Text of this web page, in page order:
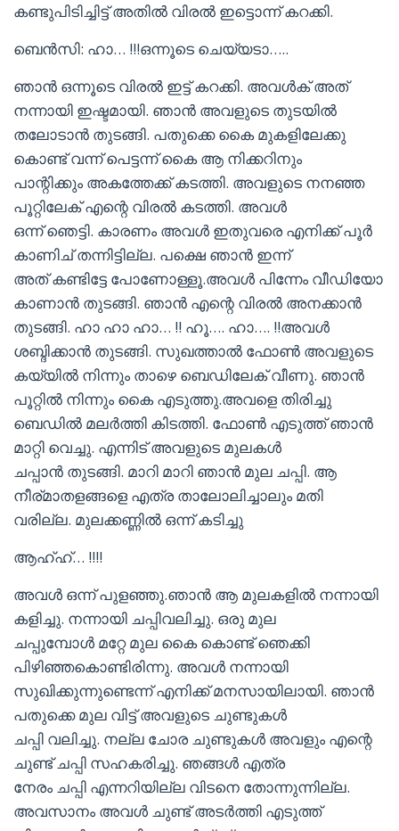
കണ്ടുപിടിച്ചിട്ട് അതിൽ വിരൽ ഇട്ടൊന്ന് കറക്കി.
ബെൻസി: ഹാ… !!!ഒന്നൂടെ ചെയ്യടാ…..
ഞാൻ ഒന്നൂടെ വിരൽ ഇട്ട് കറക്കി. അവൾക് അത്
നന്നായി ഇഷ്ടമായി. ഞാൻ അവളുടെ തുടയിൽ
തലോടാൻ തുടങ്ങി. പതുക്കെ കൈ മുകളിലേക്കു
കൊണ്ട് വന്ന് പെട്ടന്ന് കൈ ആ നിക്കറിനും
പാന്റിക്കും അകത്തേക്ക് കടത്തി. അവളുടെ നനഞ്ഞ
പൂറ്റിലേക് എന്റെ വിരൽ കടത്തി. അവൾ
ഒന്ന് ഞെട്ടി. കാരണം അവൾ ഇതുവരെ എനിക്ക് പൂർ
കാണിച് തന്നിട്ടില്ല. പക്ഷെ ഞാൻ ഇന്ന്
അത് കണ്ടിട്ടേ പോണോള്ളൂ.അവൾ പിന്നേം വീഡിയോ
കാണാൻ തുടങ്ങി. ഞാൻ എന്റെ വിരൽ അനക്കാൻ
തുടങ്ങി. ഹാ ഹാ ഹാ… !! ഹൂ…. ഹാ…. !!അവൾ
ശബ്ദിക്കാൻ തുടങ്ങി. സുഖത്താൽ ഫോൺ അവളുടെ
കയ്യിൽ നിന്നും താഴെ ബെഡിലേക് വീണു. ഞാൻ
പൂറ്റിൽ നിന്നും കൈ എടുത്തു.അവളെ തിരിച്ചു
ബെഡിൽ മലർത്തി കിടത്തി. ഫോൺ എടുത്ത് ഞാൻ
മാറ്റി വെച്ചു. എന്നിട് അവളുടെ മുലകൾ
ചപ്പാൻ തുടങ്ങി. മാറി മാറി ഞാൻ മുല ചപ്പി. ആ
നീര്മാതളങ്ങളെ എത്ര താലോലിച്ചാലും മതി
വരില്ല. മുലക്കണ്ണിൽ ഒന്ന് കടിച്ചു
ആഹ്ഹ്… !!!!
അവൾ ഒന്ന് പുളഞ്ഞു.ഞാൻ ആ മുലകളിൽ നന്നായി
കളിച്ചു. നന്നായി ചപ്പിവലിച്ചു. ഒരു മുല
ചപ്പുമ്പോൾ മറ്റേ മുല കൈ കൊണ്ട് ഞെക്കി
പിഴിഞ്ഞകൊണ്ടിരിന്നു. അവൾ നന്നായി
സുഖിക്കുന്നുണ്ടെന്ന് എനിക്ക് മനസായിലായി. ഞാൻ
പതുക്കെ മുല വിട്ട് അവളുടെ ചുണ്ടുകൾ
ചപ്പി വലിച്ചു. നല്ല ചോര ചുണ്ടുകൾ അവളും എന്റെ
ചുണ്ട് ചപ്പി സഹകരിച്ചു. ഞങ്ങൾ എത്ര
നേരം ചപ്പി എന്നറിയില്ല വിടനെ തോന്നുന്നില്ല.
അവസാനം അവൾ ചുണ്ട് അടർത്തി എടുത്ത്